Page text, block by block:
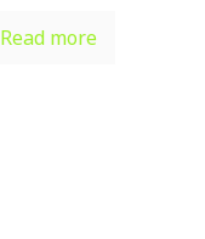
Read more